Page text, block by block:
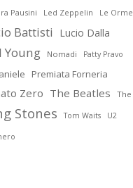
Pausini Led Zeppelin Le Orme
Battisti Lucio Dalla
Young Nomadi Patty Pravo
Premiata Forneria
Zero The Beatles
The
Stones Tom Waits U2